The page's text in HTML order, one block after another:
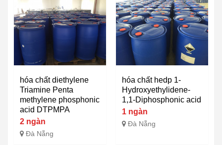
hóa chất diethylene
Triamine Penta
methylene phosphonic
acid DTPMPA
2 ngàn
Đà Nẵng
hóa chất hedp 1-
Hydroxyethylidene-
1,1-Diphosphonic acid
1 ngàn
Đà Nẵng